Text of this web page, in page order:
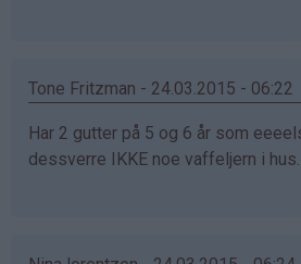
Tone Fritzman - 24.03.2015 - 06:22
Har 2 gutter på 5 og 6 år som
dessverre IKKE noe vaffeljern i